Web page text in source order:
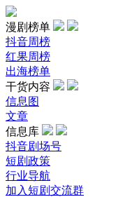
漫剧榜单
抖音周榜
红果周榜
出海榜单
干货内容
信息图
文章
信息库
抖音剧场号
短剧政策
行业导航
加入短剧交流群